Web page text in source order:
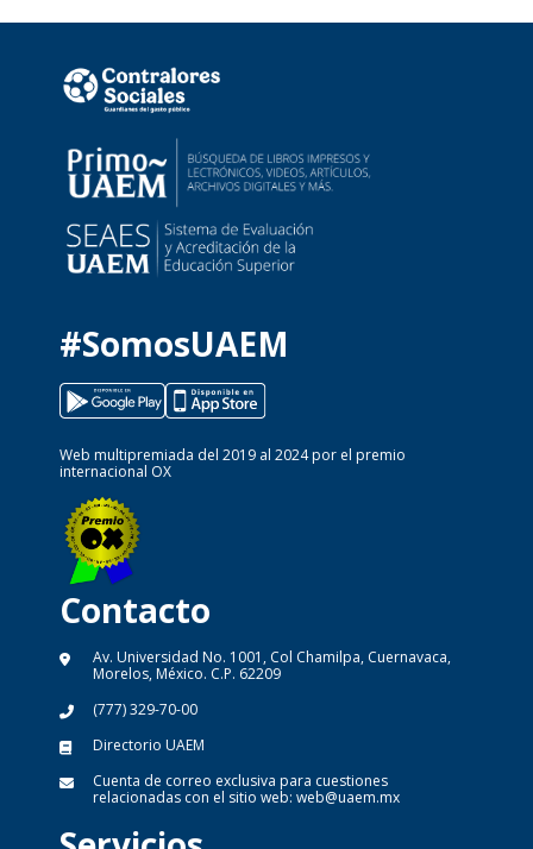
#SomosUAEM
Web multipremiada del 2019 al 2024 por el premio
internacional OX
Contacto
Av. Universidad No. 1001, Col Chamilpa, Cuernavaca,
Morelos, México. C.P. 62209
(777) 329-70-00
Directorio UAEM
Cuenta de correo exclusiva para cuestiones
relacionadas con el sitio web: web@uaem.mx